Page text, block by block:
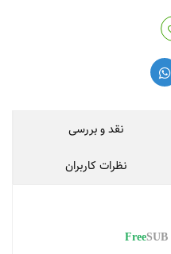
نقد و بررسی
نظرات کاربران
FreeSUB